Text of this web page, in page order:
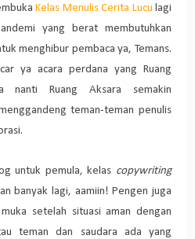
Kelas Menulis Cerita Lucu lagi
yang berat membutuhkan
menghibur pembaca ya, Temans.
ya acara perdana yang Ruang
nanti Ruang Aksara semakin
teman-teman penulis
untuk pemula, kelas copywriting
banyak lagi, aamiin! Pengen juga
setelah situasi aman dengan
teman dan saudara ada yang